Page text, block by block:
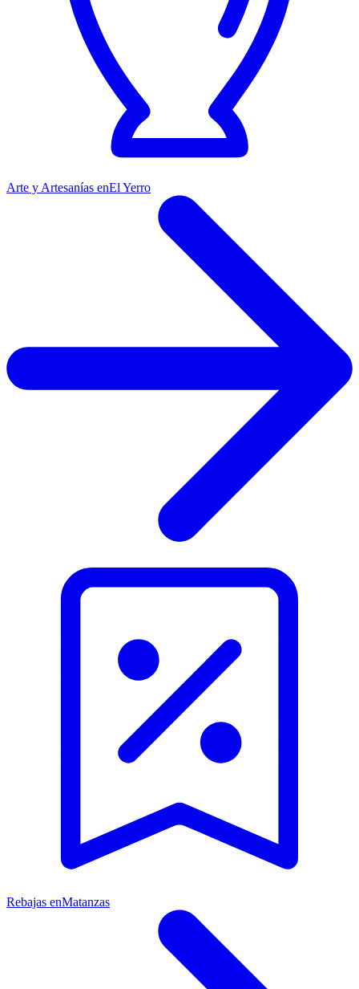
Arte y Artesanías enEl Yerro
Rebajas enMatanzas